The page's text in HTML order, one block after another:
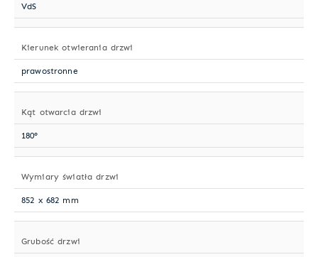
VdS
Kierunek otwierania drzwi
prawostronne
Kąt otwarcia drzwi
180°
Wymiary światła drzwi
852 x 682 mm
Grubość drzwi